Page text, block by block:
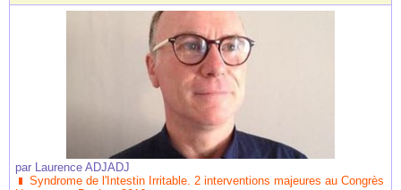
par Laurence ADJADJ
Syndrome de l'Intestin Irritable. 2 interventions majeures au Congrès